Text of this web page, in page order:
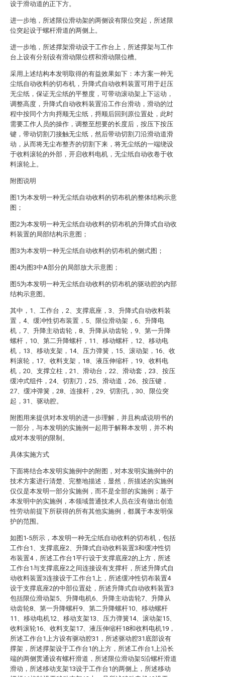
设于滑动道的正下方。
进一步地，所述限位滑动架的两侧设有限位突起，所述限
位突起设于螺杆滑道的两侧上。
进一步地，所述撑架滑动设于工作台上，所述撑架与工作
台上设有分别设有滑动限位楞和滑动限位槽。
采用上述结构本发明取得的有益效果如下：本方案一种无
尘纸自动收料的切布机，升降式自动收料装置可用于赶压
无尘纸，保证无尘纸的平整度，可带动滚动架上下运动，
调整高度，升降式自动收料装置沿工作台滑动，滑动的过
程中按同个方向捋顺无尘纸，捋顺后回到原位置处，此时
需要工作人员的操作，调整至想要的长度后，按压下按压
键，带动切割刀接触无尘纸，然后带动切割刀沿滑动道滑
动，从而将无尘布整齐的切割下来，将无尘纸的一端绕设
于收料滚轮的外部，开启收料电机，无尘纸自动收卷于收
料滚轮上。
附图说明
图1为本发明一种无尘纸自动收料的切布机的整体结构示意
图；
图2为本发明一种无尘纸自动收料的切布机的升降式自动收
料装置的局部结构示意图；
图3为本发明一种无尘纸自动收料的切布机的侧式图；
图4为图3中A部分的局部放大示意图；
图5为本发明一种无尘纸自动收料的切布机的驱动腔的内部
结构示意图。
其中，1、工作台，2、支撑底座，3、升降式自动收料装
置，4、缓冲性切布装置，5、限位滑动架，6、升降电
机，7、升降主动齿轮，8、升降从动齿轮，9、第一升降
螺杆，10、第二升降螺杆，11、移动螺杆，12、移动电
机，13、移动支架，14、压力弹簧，15、滚动架，16、收
料滚轮，17、收料支架，18、液压伸缩杆，19、收料电
机，20、支撑立柱，21、滑动台，22、滑动套，23、按压
缓冲式组件，24、切割刀，25、滑动道，26、按压键，
27、缓冲弹簧，28、连接杆，29、切割孔，30、限位突
起，31、驱动腔。
附图用来提供对本发明的进一步理解，并且构成说明书的
一部分，与本发明的实施例一起用于解释本发明，并不构
成对本发明的限制。
具体实施方式
下面将结合本发明实施例中的附图，对本发明实施例中的
技术方案进行清楚、完整地描述，显然，所描述的实施例
仅仅是本发明一部分实施例，而不是全部的实施例；基于
本发明中的实施例，本领域普通技术人员在没有做出创造
性劳动前提下所获得的所有其他实施例，都属于本发明保
护的范围。
如图1-5所示，本发明一种无尘纸自动收料的切布机，包括
工作台1、支撑底座2、升降式自动收料装置3和缓冲性切
布装置4，所述工作台1平行设于支撑底座2的上方，所述
工作台1与支撑底座2之间连接设有支撑杆，所述升降式自
动收料装置3连接设于工作台1上，所述缓冲性切布装置4
设于支撑底座2的中部位置处，所述升降式自动收料装置3
包括限位滑动架5、升降电机6、升降主动齿轮7、升降从
动齿轮8、第一升降螺杆9、第二升降螺杆10、移动螺杆
11、移动电机12、移动支架13、压力弹簧14、滚动架15、
收料滚轮16、收料支架17、液压伸缩杆18和收料电机19，
所述工作台1上方设有驱动腔31，所述驱动腔31底部设有
撑架，所述撑架设于工作台1的上方，所述工作台1上沿长
端的两侧贯通设有螺杆滑道，所述限位滑动架5沿螺杆滑道
滑动，所述移动支架13设于工作台1的两侧上，所述移动